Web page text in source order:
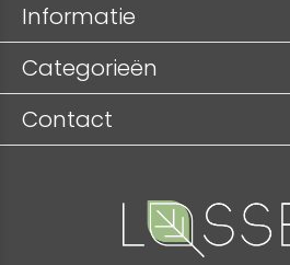
Informatie
Categorieën
Contact